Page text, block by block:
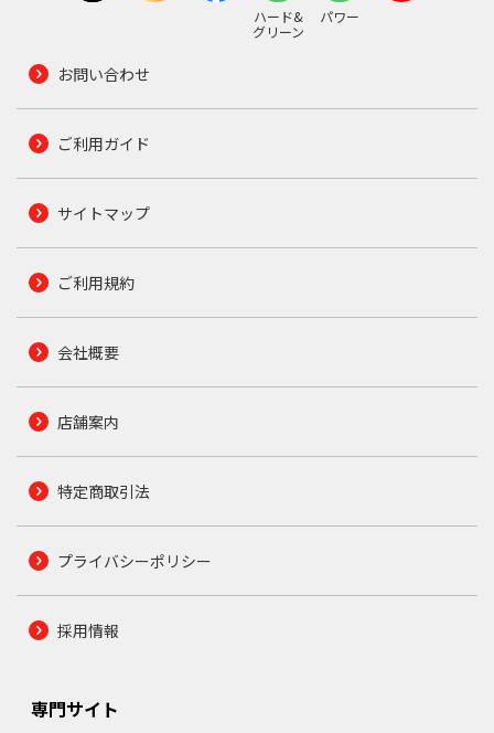
ハード&
グリーン
パワー
お問い合わせ
ご利用ガイド
サイトマップ
ご利用規約
会社概要
店舗案内
特定商取引法
プライバシーポリシー
採用情報
専門サイト